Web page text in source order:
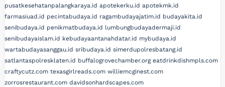
pusatkesehatanpalangkaraya.id apotekerku.id apotekmk.id
farmasiuad.id pecintabudaya.id ragambudayajatim.id budayakita.id
senibudaya.id penikmatbudaya.id lumbungbudayadermaji.id
senibudayaislam.id kebudayaantanahdatar.id mybudaya.id
wartabudayasanggau.id sribudaya.id simerdupolresbatang.id
satlantaspolresklaten.id buffalogrovechamber.org eatdrinkdishmpls.com
craftycutz.com texasgirlreads.com williemcginest.com
zorrosrestaurant.com davidsonhardscapes.com